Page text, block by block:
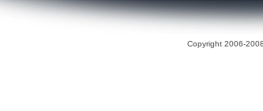
Copyright 2006-